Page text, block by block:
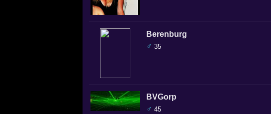
Berenburg
♂ 35
BVGorp
♂ 45